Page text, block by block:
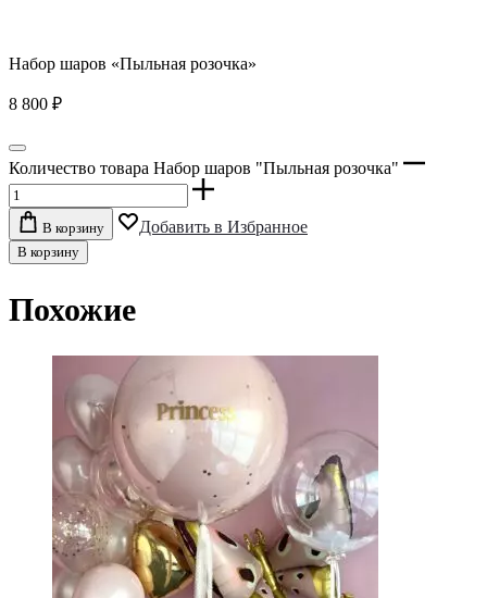
Набор шаров «Пыльная розочка»
8 800 ₽
Количество товара Набор шаров "Пыльная розочка"
В корзину Добавить в Избранное
В корзину
Похожие